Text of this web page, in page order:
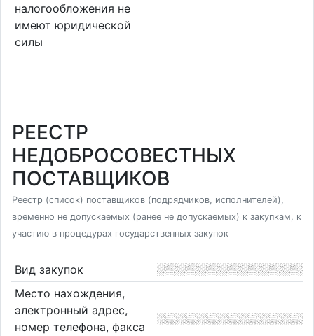
налогообложения не
имеют юридической
силы
РЕЕСТР
НЕДОБРОСОВЕСТНЫХ
ПОСТАВЩИКОВ
Реестр (список) поставщиков (подрядчиков, исполнителей),
временно не допускаемых (ранее не допускаемых) к закупкам, к
участию в процедурах государственных закупок
Вид закупок
Место нахождения,
электронный адрес,
номер телефона, факса